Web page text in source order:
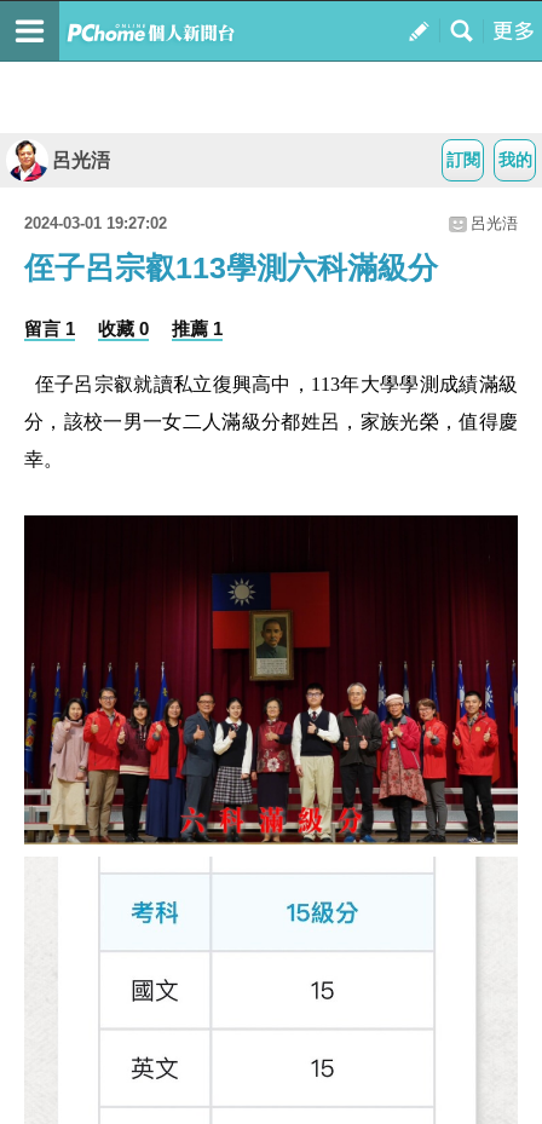
我的
訂閱
呂光浯
2024-03-01 19:27:02 呂光浯
侄子呂宗叡113學測六科滿級分
留言 1 收藏 0 推薦 1
侄子呂宗叡就讀私立復興高中，113年大學學測成績滿級
分，該校一男一女二人滿級分都姓呂，家族光榮，值得慶
幸。